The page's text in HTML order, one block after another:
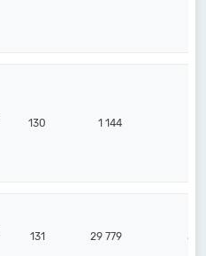
130 1 144
131 29 779 38